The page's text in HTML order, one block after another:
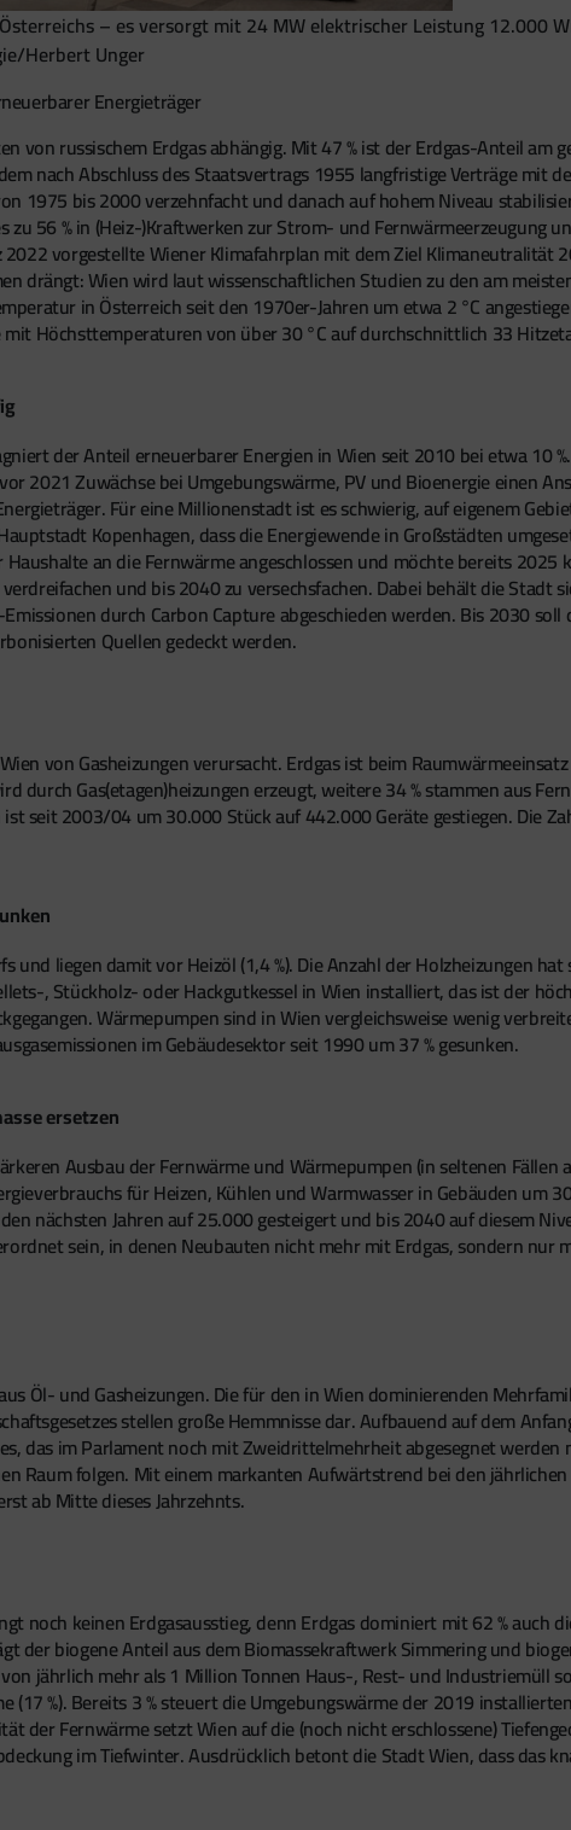
– es versorgt mit 24 MW elektrischer Leistung 12.000
Herbert Unger
Energieträger
von russischem Erdgas abhängig. Mit 47 % ist der Erdgas-Anteil am
nach Abschluss des Staatsvertrags 1955 langfristige Verträge mit
1975 bis 2000 verzehnfacht und danach auf hohem Niveau
56 % in (Heiz-)Kraftwerken zur Strom- und Fernwärmeerzeugung
vorgestellte Wiener Klimafahrplan mit dem Ziel Klimaneutralität
drängt: Wien wird laut wissenschaftlichen Studien zu den am
in Österreich seit den 1970er-Jahren um etwa 2 °C
Höchsttemperaturen von über 30 °C auf durchschnittlich 33
der Anteil erneuerbarer Energien in Wien seit 2010 bei etwa 10
2021 Zuwächse bei Umgebungswärme, PV und Bioenergie einen
Für eine Millionenstadt ist es schwierig, auf eigenem
Kopenhagen, dass die Energiewende in Großstädten
an die Fernwärme angeschlossen und möchte bereits
und bis 2040 zu versechsfachen. Dabei behält die Stadt
-Emissionen durch Carbon Capture abgeschieden werden. Bis 2030
Quellen gedeckt werden.
von Gasheizungen verursacht. Erdgas ist beim
durch Gas(etagen)heizungen erzeugt, weitere 34 % stammen aus
seit 2003/04 um 30.000 Stück auf 442.000 Geräte gestiegen. Die
und liegen damit vor Heizöl (1,4 %). Die Anzahl der Holzheizungen
, Stückholz- oder Hackgutkessel in Wien installiert, das ist der
Wärmepumpen sind in Wien vergleichsweise wenig
im Gebäudesektor seit 1990 um 37 % gesunken.
ersetzen
Ausbau der Fernwärme und Wärmepumpen (in seltenen Fällen
für Heizen, Kühlen und Warmwasser in Gebäuden um
nächsten Jahren auf 25.000 gesteigert und bis 2040 auf diesem
sein, in denen Neubauten nicht mehr mit Erdgas, sondern nur
Öl- und Gasheizungen. Die für den in Wien dominierenden
stellen große Hemmnisse dar. Aufbauend auf dem
das im Parlament noch mit Zweidrittelmehrheit abgesegnet werden
Raum folgen. Mit einem markanten Aufwärtstrend bei den
ab Mitte dieses Jahrzehnts.
noch keinen Erdgasausstieg, denn Erdgas dominiert mit 62 % auch
der biogene Anteil aus dem Biomassekraftwerk Simmering und
jährlich mehr als 1 Million Tonnen Haus-, Rest- und Industriemüll
%). Bereits 3 % steuert die Umgebungswärme der 2019
der Fernwärme setzt Wien auf die (noch nicht erschlossene)
im Tiefwinter. Ausdrücklich betont die Stadt Wien, dass das